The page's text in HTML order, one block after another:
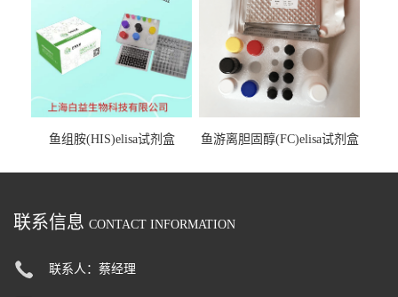
鱼组胺(HIS)elisa试剂盒 鱼游离胆固醇(FC)elisa试剂盒
联系信息 CONTACT INFORMATION
联系人：蔡经理